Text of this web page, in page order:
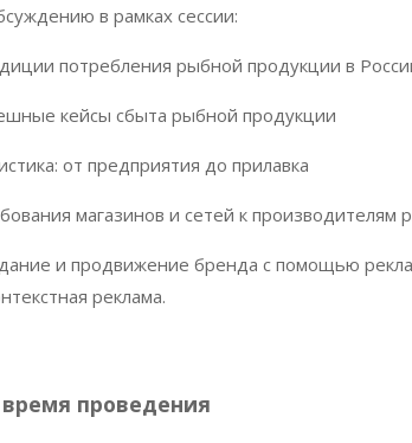
в рамках сессии:
потребления рыбной продукции в
кейсы сбыта рыбной продукции
от предприятия до прилавка
магазинов и сетей к
и продвижение бренда с помощью
реклама.
проведения